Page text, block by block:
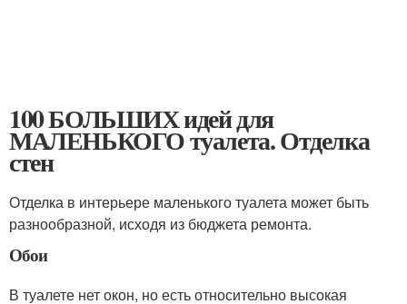
100 БОЛЬШИХ идей для
МАЛЕНЬКОГО туалета. Отделка
стен
Отделка в интерьере маленького туалета может быть
разнообразной, исходя из бюджета ремонта.
Обои
В туалете нет окон, но есть относительно высокая